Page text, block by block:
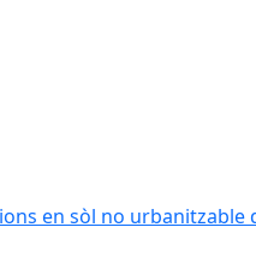
en sòl no urbanitzable